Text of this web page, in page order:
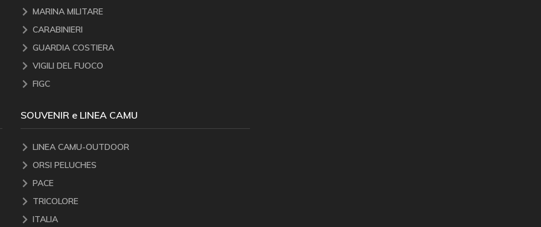
MARINA MILITARE
CARABINIERI
GUARDIA COSTIERA
VIGILI DEL FUOCO
FIGC
SOUVENIR e LINEA CAMU
LINEA CAMU-OUTDOOR
ORSI PELUCHES
PACE
TRICOLORE
ITALIA